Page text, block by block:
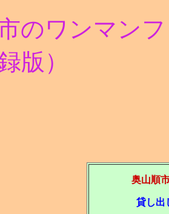
市のワンマン
版）
奥山順
貸し出